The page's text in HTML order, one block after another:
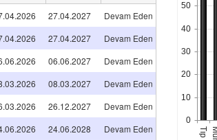
27.04.2027
Devam Eden
27.04.2027
Devam Eden
06.06.2027
Devam Eden
08.03.2027
Devam Eden
26.12.2027
Devam Eden
24.06.2028
Devam Eden
0
10
20
30
40
50